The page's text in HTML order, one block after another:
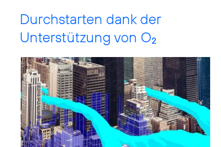
Durchstarten dank der
Unterstützung von O2